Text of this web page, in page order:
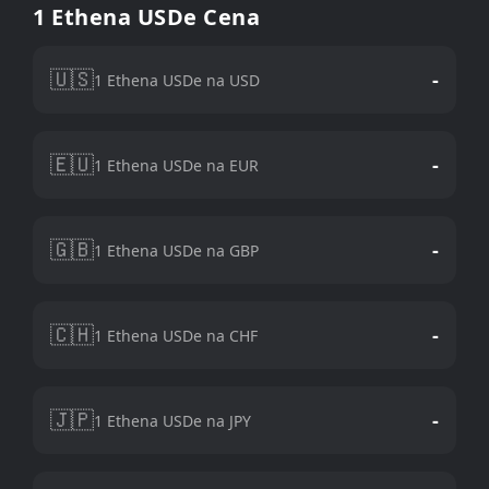
1 Ethena USDe Cena
🇺🇸1 Ethena USDe na USD -
🇪🇺1 Ethena USDe na EUR -
🇬🇧1 Ethena USDe na GBP -
🇨🇭1 Ethena USDe na CHF -
🇯🇵1 Ethena USDe na JPY -